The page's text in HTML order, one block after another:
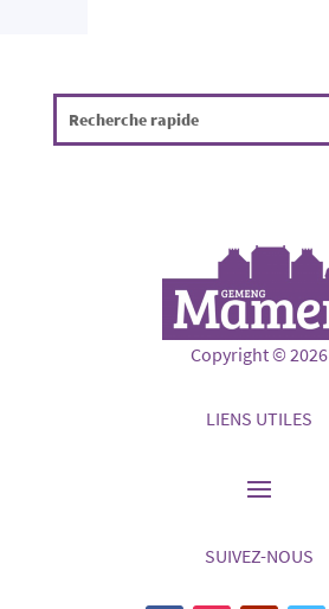
Copyright © 2026
LIENS UTILES
SUIVEZ-NOUS